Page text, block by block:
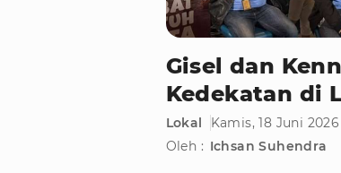
Gisel dan
Kedekatan di
Lokal
Kamis, 18 Juni
Oleh : Ichsan Suhendra